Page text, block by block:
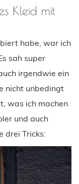
Kleid mit
habe, war ich
sah super
irgendwie ein
nicht unbedingt
was ich machen
und auch
drei Tricks: